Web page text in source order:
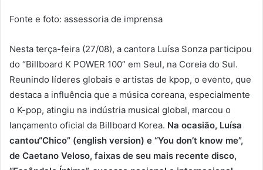
Fonte e foto: assessoria de imprensa
Nesta terça-feira (27/08), a cantora Luísa Sonza participou
do “Billboard K POWER 100” em Seul, na Coreia do Sul.
Reunindo líderes globais e artistas de kpop, o evento, que
destaca a influência que a música coreana, especialmente
o K-pop, atingiu na indústria musical global, marcou o
lançamento oficial da Billboard Korea. Na ocasião, Luísa
cantou“Chico” (english version) e “You don’t know me”,
de Caetano Veloso, faixas de seu mais recente disco,